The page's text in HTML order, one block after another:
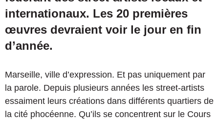
internationaux. Les 20 premières
œuvres devraient voir le jour en fin
d’année.
Marseille, ville d’expression. Et pas uniquement par
la parole. Depuis plusieurs années les street-artists
essaiment leurs créations dans différents quartiers de
la cité phocéenne. Qu’ils se concentrent sur le Cours